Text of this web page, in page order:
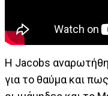
Η Jacobs
για το θαύμα και